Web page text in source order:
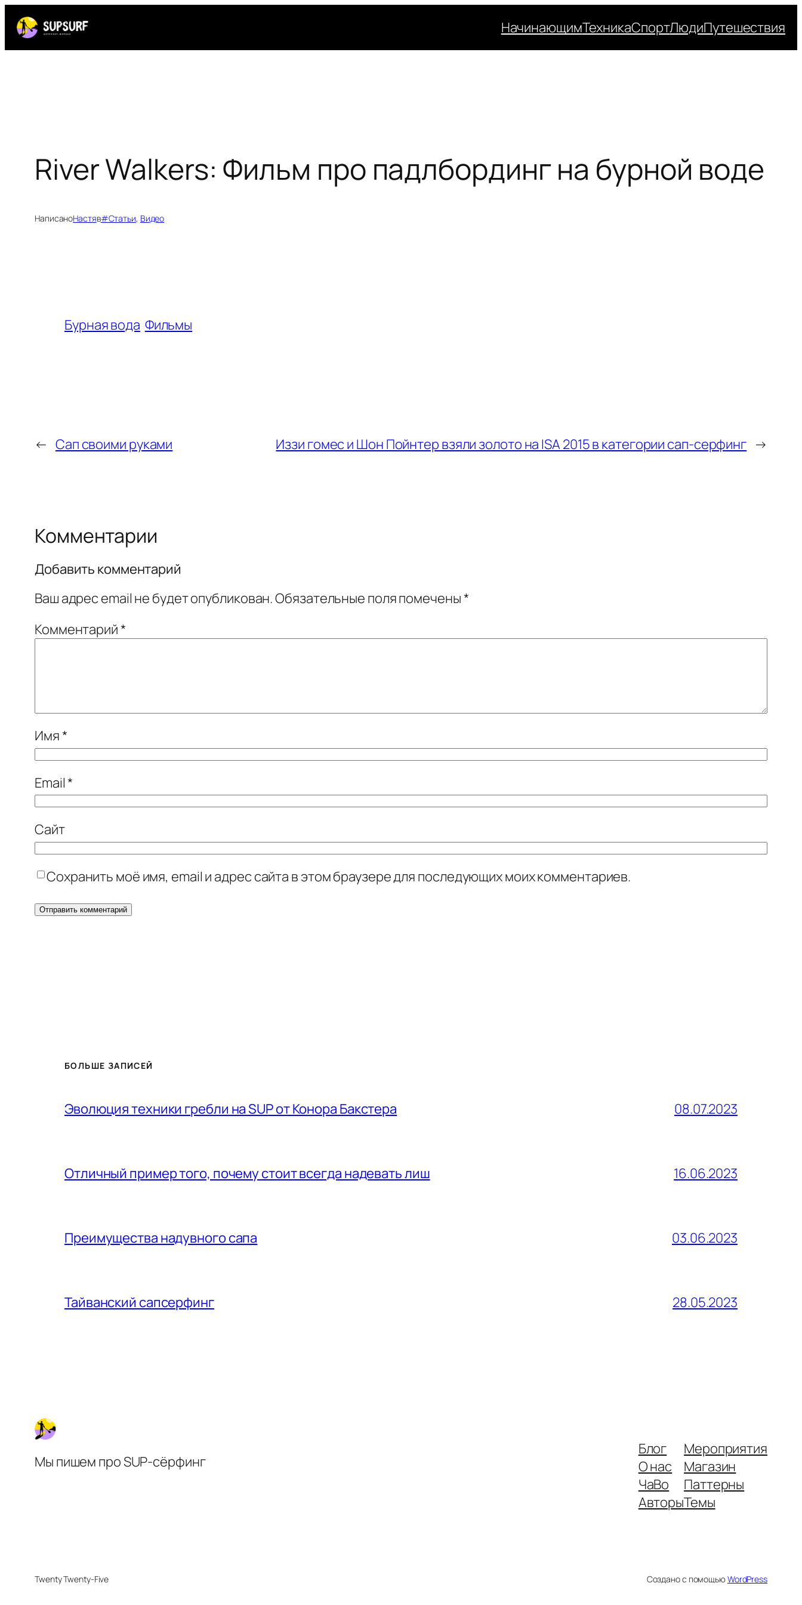
Перейти
содержимому
НачинающимТехникаСпортЛюдиПутешествия
River Walkers: Фильм про падлбординг на бурной воде
НаписаноНастяв#Статьи, Видео
Бурная вода Фильмы
← Сап своими руками Иззи гомес и Шон Пойнтер взяли золото на ISA 2015 в категории сап-серфинг →
Комментарии
Добавить комментарий
Ваш адрес email не будет опубликован.Обязательные поля помечены*
Комментарий*
Имя*
Email*
Сайт
Сохранить моё имя, email и адрес сайта в этом браузере для последующих моих комментариев.
БОЛЬШЕ ЗАПИСЕЙ
Эволюция техники гребли на SUP от Конора Бакстера 08.07.2023
Отличный пример того, почему стоит всегда надевать лиш 16.06.2023
Преимущества надувного сапа 03.06.2023
Тайванский сапсерфинг 28.05.2023
Мы пишем про SUP-сёрфинг
Блог
О нас
ЧаВо
Авторы
Мероприятия
Магазин
Паттерны
Темы
Twenty Twenty-Five Создано с помощьюWordPress